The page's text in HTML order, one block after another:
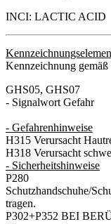
INCI: LACTIC ACID
Kennzeichnung
GHS05, GHS07
- Signalwort Gefahr
- Gefahrenhinweise
H315 Verursacht
H318 Verursacht
- Sicherheitshinweise
P280
Schutzhandschuhe/
tragen.
P302+P352 BEI